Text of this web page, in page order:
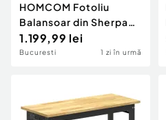
HOMCOM Fotoliu
Balansoar din Sherpa
cu Taburet, Buzunare
Laterale, Șezut Gros,
1.199,99 lei
Bucuresti 1 zi în urmă